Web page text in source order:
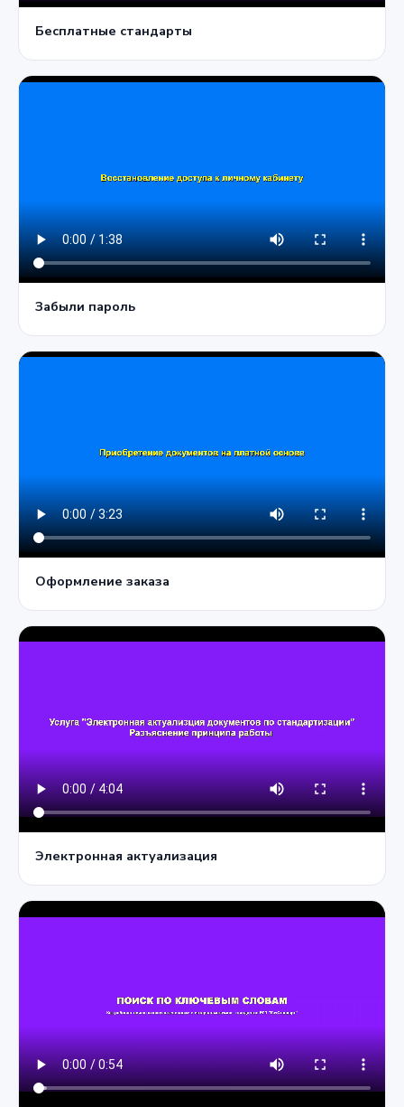
Бесплатные стандарты
Забыли пароль
Оформление заказа
Электронная актуализация